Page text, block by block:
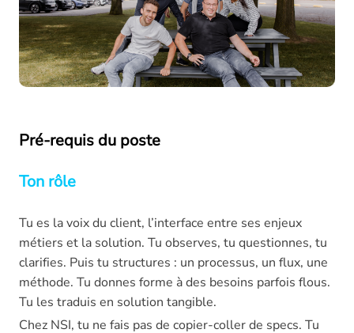
Pré-requis du poste
Ton rôle
Tu es la voix du client, l’interface entre ses enjeux
métiers et la solution. Tu observes, tu questionnes, tu
clarifies. Puis tu structures : un processus, un flux, une
méthode. Tu donnes forme à des besoins parfois flous.
Tu les traduis en solution tangible.
Chez NSI, tu ne fais pas de copier-coller de specs. Tu